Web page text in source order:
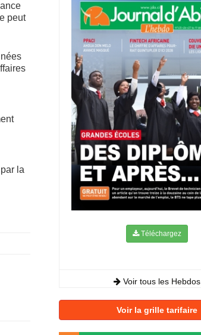
peut
la
Téléchargez
Voir tous les Hebdos
Voir la grille tarifaire